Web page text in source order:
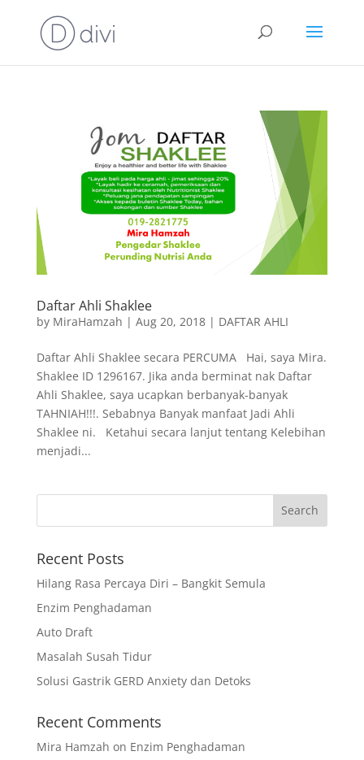
Daftar Ahli Shaklee
by MiraHamzah | Aug 20, 2018| DAFTAR AHLI
Daftar Ahli Shaklee secara PERCUMA Hai, saya Mira.
Shaklee ID 1296167. Jika anda berminat nak Daftar
Ahli Shaklee, saya ucapkan berbanyak-banyak
TAHNIAH!!!. Sebabnya Banyak manfaat Jadi Ahli
Shaklee ni. Ketahui secara lanjut tentang Kelebihan
menjadi...
Recent Posts
Hilang Rasa Percaya Diri – Bangkit Semula
Enzim Penghadaman
Auto Draft
Masalah Susah Tidur
Solusi Gastrik GERD Anxiety dan Detoks
Recent Comments
Mira Hamzah on Enzim Penghadaman